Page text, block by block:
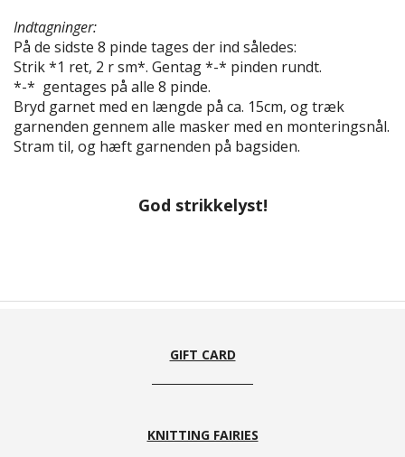
Indtagninger:
På de sidste 8 pinde tages der ind således:
Strik *1 ret, 2 r sm*. Gentag *-* pinden rundt.
*-* gentages på alle 8 pinde.
Bryd garnet med en længde på ca. 15cm, og træk
garnenden gennem alle masker med en monteringsnål.
Stram til, og hæft garnenden på bagsiden.
God strikkelyst!
GIFT CARD
KNITTING FAIRIES